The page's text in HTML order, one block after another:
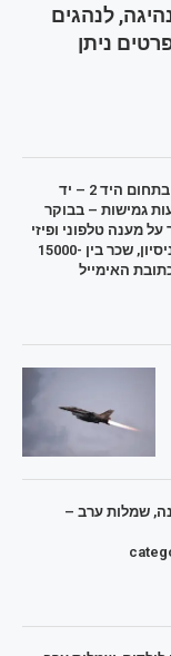
לנהגים
ניתן
דרושים דרושות לעבודה בשירות לקוחות קל ונוח, בתחום היד 2 – יד
גמישות – בבוקר
מענה טלפוני ופיזי
ללקוחות המעוניינים לקחת מוצרי יד 2, לא נדרש ניסיון, שכר בין 15000-
האימייל
שמלות ערב –